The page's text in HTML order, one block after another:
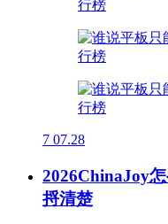
7 07.28
2026ChinaJoy
捋清楚